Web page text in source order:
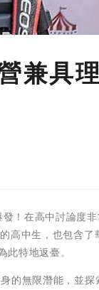
兼具
！在高中討論度非
高中生，也包含了
特地返臺。
的無限潛能，並探